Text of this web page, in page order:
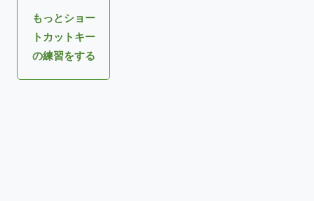
もっとショー
トカットキー
の練習をする